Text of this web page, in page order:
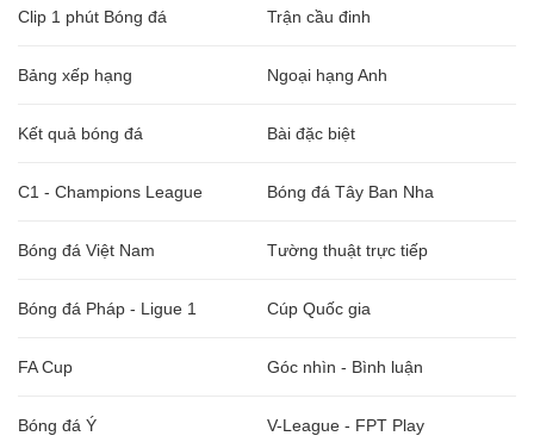
Clip 1 phút Bóng đá Trận cầu đinh
Bảng xếp hạng Ngoại hạng Anh
Kết quả bóng đá Bài đặc biệt
C1 - Champions League Bóng đá Tây Ban Nha
Bóng đá Việt Nam Tường thuật trực tiếp
Bóng đá Pháp - Ligue 1 Cúp Quốc gia
FA Cup Góc nhìn - Bình luận
Bóng đá Ý V-League - FPT Play